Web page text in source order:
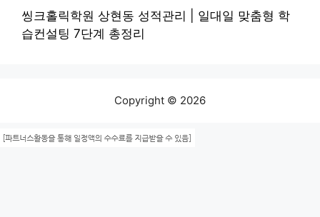
씽크홀릭학원 상현동 성적관리 | 일대일 맞춤형 학
습컨설팅 7단계 총정리
Copyright © 2026